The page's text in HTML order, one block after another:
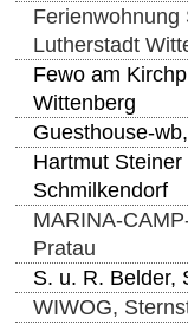
Lutherstadt
Fewo am
Wittenberg
Guesthouse-
Hartmut
Schmilkendorf
MARINA-
Pratau
S. u. R. Belder,
WIWOG,